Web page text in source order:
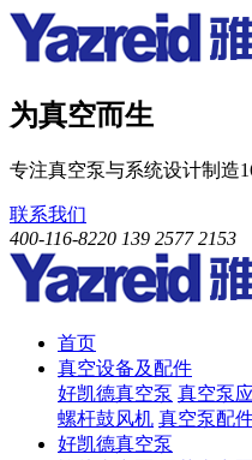
为真空而生
专注真空泵与系统设计制造
联系我们
400-116-8220 139 2577 2153
首页
真空设备及配件
好凯德真空泵 真空泵
螺杆鼓风机 真空泵配
好凯德真空泵